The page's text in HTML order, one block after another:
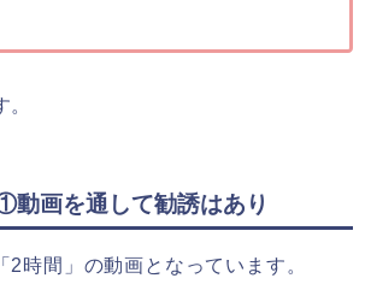
動画を通して勧誘はあり
2時間」の動画となっています。